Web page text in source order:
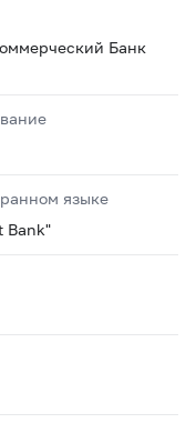
Банк
языке
Bank"